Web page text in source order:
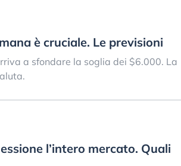
è cruciale. Le previsioni
a sfondare la soglia dei $6.000. La
l’intero mercato. Quali